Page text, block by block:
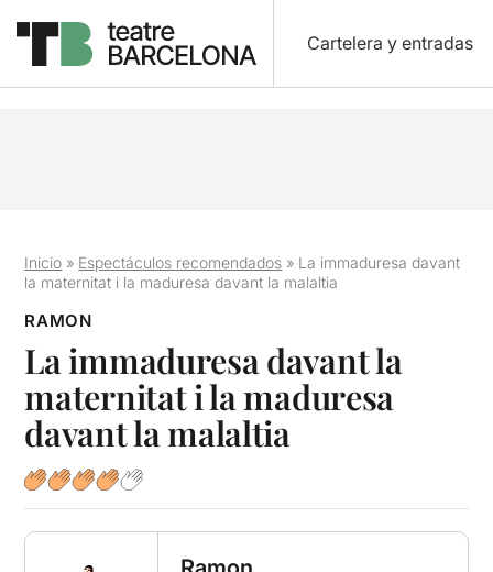
Cartelera y entradas
Inicio » Espectáculos recomendados » La immaduresa davant
la maternitat i la maduresa davant la malaltia
RAMON
La immaduresa davant la
maternitat i la maduresa
davant la malaltia